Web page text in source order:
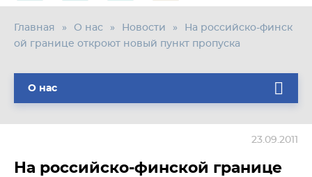
Главная О нас Новости
На российско-финск
ой границе откроют новый пункт пропуска
О нас
На российско-финской границе
23.09.2011